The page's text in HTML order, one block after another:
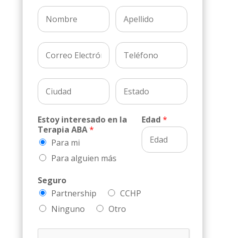
Estoy interesado en la
Terapia ABA*
Para mi
Para alguien más
Edad *
Seguro
Partnership
CCHP
Ninguno
Otro